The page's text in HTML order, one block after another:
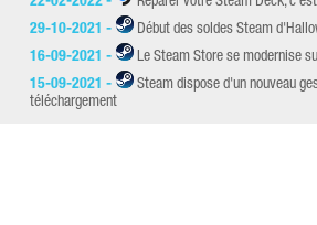
29-10-2021 -
Début des soldes Steam
16-09-2021 -
Le Steam Store se modernise
15-09-2021 -
Steam dispose d'un nouveau
téléchargement